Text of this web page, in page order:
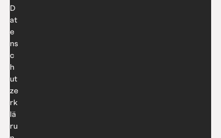
D
at
e
ns
c
h
ut
ze
rk
lä
ru